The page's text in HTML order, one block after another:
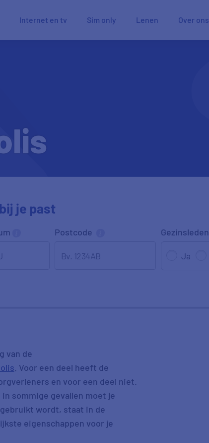
Internet en tv Sim only Lenen Over ons
je past
Postcode Gezinsleden
Ja
van de
. Voor een deel heeft de
en voor een deel niet.
sommige gevallen moet je
wordt, staat in de
eigenschappen voor je